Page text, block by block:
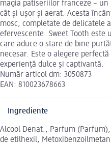
magia patiseriilor franceze –
cât și ușor și aerat. Acesta
mosc, completate de delicatele
efervescente. Sweet Tooth
care aduce o stare de bine
necesar. Este o alegere
experiență dulce și captivantă​.
Număr articol dm: 3050873
EAN: 810023678663
Ingrediente
Alcool Denat., Parfum
de etilhexil,